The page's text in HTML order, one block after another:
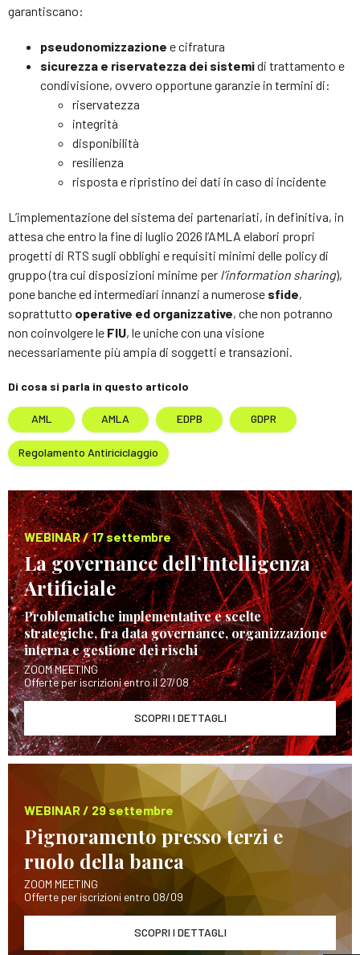
garantiscano:
pseudonomizzazione e cifratura
sicurezza e riservatezza dei sistemidi trattamento e
condivisione, ovvero opportune garanzie in termini di:
riservatezza
integrità
disponibilità
resilienza
risposta e ripristino dei dati in caso di incidente
L’implementazione del sistema dei partenariati, in definitiva, in
attesa che entro la fine di luglio 2026 l’AMLA elabori propri
progetti di RTS sugli obblighi e requisiti minimi delle policy di
gruppo (tra cui disposizioni minime per l’information sharing),
pone banche ed intermediari innanzi a numerose sfide,
soprattutto operative ed organizzative, che non potranno
non coinvolgere le FIU, le uniche con una visione
necessariamente più ampia di soggetti e transazioni.
Di cosa si parla in questo articolo
AML AMLA EDPB GDPR
Regolamento Antiriciclaggio
WEBINAR / 17 settembre
La governance dell’Intelligenza
Artificiale
Problematiche implementative e scelte
strategiche, fra data governance, organizzazione
interna e gestione dei rischi
ZOOM MEETING
Offerte per iscrizioni entro il 27/08
SCOPRI I DETTAGLI
WEBINAR / 29 settembre
Pignoramento presso terzi e
ruolo della banca
ZOOM MEETING
Offerte per iscrizioni entro 08/09
SCOPRI I DETTAGLI